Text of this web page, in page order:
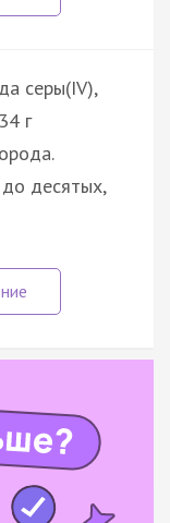
серы(IV),
г
десятых,